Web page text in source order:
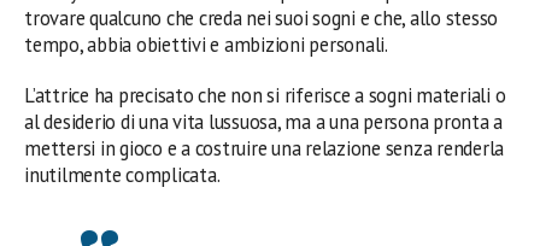
trovare qualcuno che creda nei suoi sogni e che, allo stesso
tempo, abbia obiettivi e ambizioni personali.
L’attrice ha precisato che non si riferisce a sogni materiali o
al desiderio di una vita lussuosa, ma a una persona pronta a
mettersi in gioco e a costruire una relazione senza renderla
inutilmente complicata.